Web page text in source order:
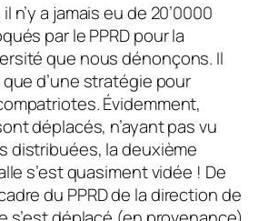
n’y a jamais eu de 20’0000
par le PPRD pour la
que nous dénonçons. Il
que d’une stratégie pour
Évidemment,
déplacés, n’ayant pas vu
distribuées, la deuxième
s’est quasiment vidée ! De
du PPRD de la direction de